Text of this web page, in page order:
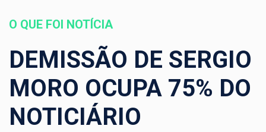
O QUE FOI NOTÍCIA
DEMISSÃO DE SERGIO
MORO OCUPA 75% DO
NOTICIÁRIO